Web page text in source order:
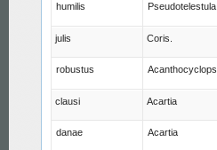
humilis Pseudotelestula
julis Coris.
robustus Acanthocyclops
clausi Acartia
danae Acartia